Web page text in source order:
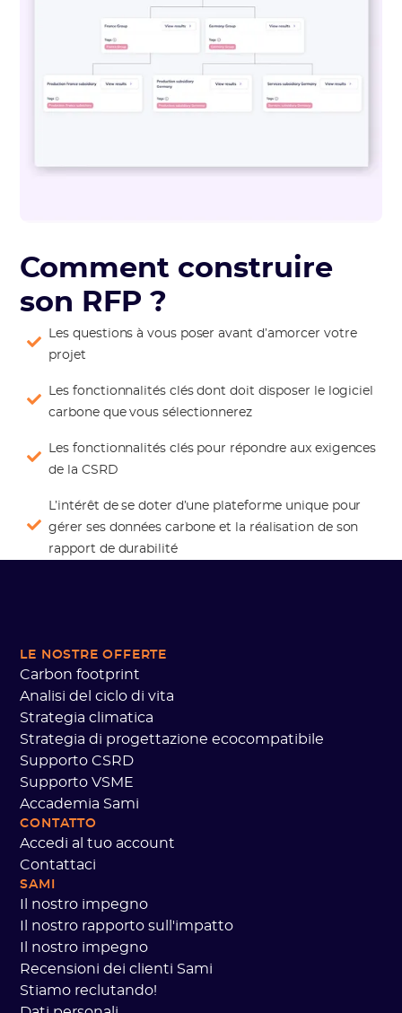
Comment construire
son RFP ?
Les questions à vous poser avant d’amorcer votre
projet
Les fonctionnalités clés dont doit disposer le logiciel
carbone que vous sélectionnerez
Les fonctionnalités clés pour répondre aux exigences
de la CSRD
L’intérêt de se doter d’une plateforme unique pour
gérer ses données carbone et la réalisation de son
rapport de durabilité
LE NOSTRE OFFERTE
Carbon footprint
Analisi del ciclo di vita
Strategia climatica
Strategia di progettazione ecocompatibile
Supporto CSRD
Supporto VSME
Accademia Sami
CONTATTO
Accedi al tuo account
Contattaci
SAMI
Il nostro impegno
Il nostro rapporto sull'impatto
Il nostro impegno
Recensioni dei clienti Sami
Stiamo reclutando!